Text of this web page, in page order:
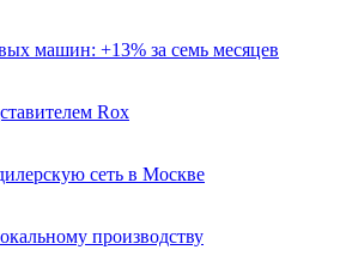
машин: +13% за семь месяцев
Rox
сеть в Москве
производству